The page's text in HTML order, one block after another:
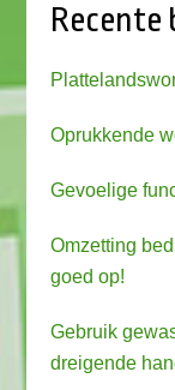
Recente
Oprukkende
Gevoelige
Omzetting
goed op!
Gebruik
dreigende